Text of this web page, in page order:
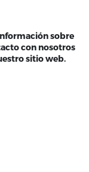
sobre
con nosotros
sitio web.